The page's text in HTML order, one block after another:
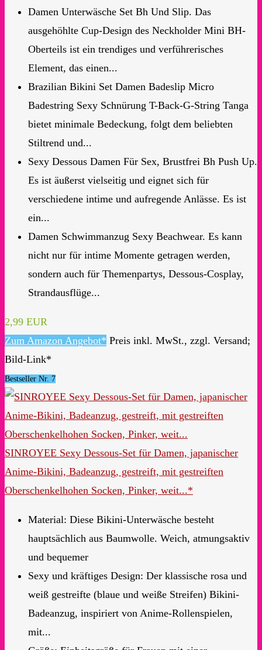
Damen Unterwäsche Set Bh Und Slip. Das
ausgehöhlte Cup-Design des Neckholder Mini BH-
Oberteils ist ein trendiges und verführerisches
Element, das einen...
Brazilian Bikini Set Damen Badeslip Micro
Badestring Sexy Schnürung T-Back-G-String Tanga
bietet minimale Bedeckung, folgt dem beliebten
Stiltrend und...
Sexy Dessous Damen Für Sex, Brustfrei Bh Push Up.
Es ist äußerst vielseitig und eignet sich für
verschiedene intime und aufregende Anlässe. Es ist
ein...
Damen Schwimmanzug Sexy Beachwear. Es kann
nicht nur für intime Momente getragen werden,
sondern auch für Themenpartys, Dessous-Cosplay,
Strandausflüge...
2,99 EUR
Zum Amazon Angebot* Preis inkl. MwSt., zzgl. Versand;
Bild-Link*
Bestseller Nr. 7
SINROYEE Sexy Dessous-Set für Damen, japanischer
Anime-Bikini, Badeanzug, gestreift, mit gestreiften
Oberschenkelhohen Socken, Pinker, weit...*
Material: Diese Bikini-Unterwäsche besteht
hauptsächlich aus Baumwolle. Weich, atmungsaktiv
und bequemer
Sexy und kräftiges Design: Der klassische rosa und
weiß gestreifte (blaue und weiße Streifen) Bikini-
Badeanzug, inspiriert von Anime-Rollenspielen,
mit...